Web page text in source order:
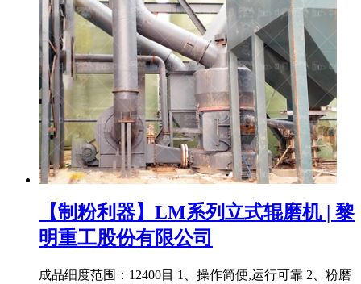
【制粉利器】LM系列立式辊磨机 | 黎
明重工股份有限公司
成品细度范围：12400目 1、操作简便,运行可靠 2、粉磨